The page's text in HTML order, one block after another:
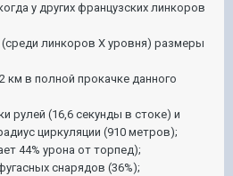
у других французских линкоров
линкоров Х уровня) размеры
км в полной прокачке данного
рулей (16,6 секунды в стоке) и
циркуляции (910 метров);
44% урона от торпед);
снарядов (36%);